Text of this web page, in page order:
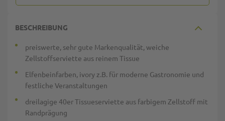
BESCHREIBUNG
preiswerte, sehr gute Markenqualität, weiche
Zellstoffserviette aus reinem Tissue
Elfenbeinfarben, ivory z.B. für moderne Gastronomie und
festliche Veranstaltungen
dreilagige 40er Tissueserviette aus farbigem Zellstoff mit
Randprägung